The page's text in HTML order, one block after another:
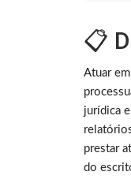
📋
Atuar
jurídica
prestar
do